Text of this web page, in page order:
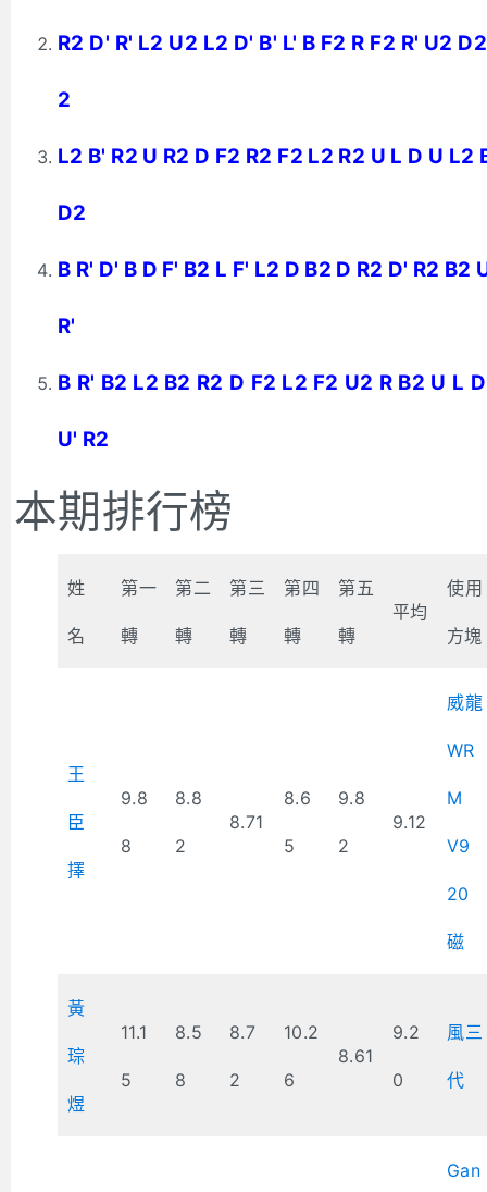
R2 D' R' L2 U2 L2 D' B' L' B F2 R F2 R' U2
2
L2 B' R2 U R2 D F2 R2 F2 L2 R2 U L D U L2
D2
B R' D' B D F' B2 L F' L2 D B2 D R2 D' R2 B2
R'
B R' B2 L2 B2 R2 D F2 L2 F2 U2 R B2 U L
U' R2
本期排行榜
姓
名
第一
轉
第二
轉
第三
轉
第四
轉
第五
轉
平均
使用
方塊
王
臣
擇
9.8
8
8.8
2
8.71
8.6
5
9.8
2
9.12
威龍
WR
M
V9
20
磁
黃
琮
煜
11.1
5
8.5
8
8.7
2
10.2
6
8.61
9.2
0
風三
代
Gan